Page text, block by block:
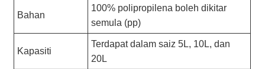
Bahan
100% polipropilena boleh dikitar
semula (pp)
Kapasiti
Terdapat dalam saiz 5L, 10L, dan
20L